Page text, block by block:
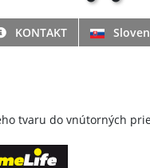
KONTAKT
tvaru do vnútorných